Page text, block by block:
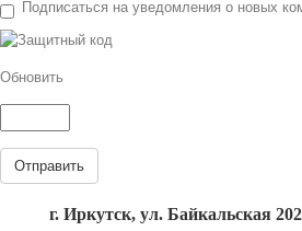
Подписаться на уведомления о новых
Обновить
Отправить
г. Иркутск, ул. Байкальская